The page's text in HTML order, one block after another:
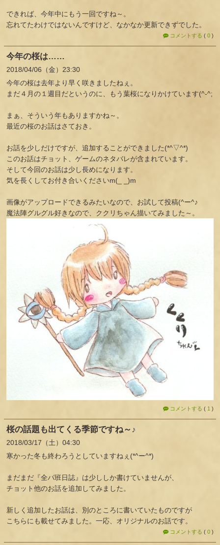
できれば、今年中にもう一回ですね～。
忘れてたわけではないんですけど、なかなか更新できずでした。
コメントする ( 0 )
今年の桜は……
2018 04 06 （金） 23:30
今年の桜は去年より早く咲きましたねぇ。
まだ４月の１週目だというのに、もう葉桜になりかけています(^-^;
まぁ、そういう年もありますかね～。
最近の桜のお話はさておき。
お話を少しだけですが、追加することができました(*^▽^*)
このお話はチョット、ゲームのネタバレが含まれています。
そして今回のお話は少し長めになります。
気を長くしてお付き合いくださいm(_ _)m
画像がアップロードできるみたいなので、お試して投稿(^ー^♪
魔法陣グルグル好きなので、ククリちゃん描いてみました～。
コメントする ( 1 )
桜の話題も出てくる季節ですね～♪
2018 03 17 （土） 04:30
寒かった冬も終わろうとしていますねぇ(*^ー^*)
まだまだ『全パ班日誌』は少ししか書けていませんが、
チョット他のお話を追加してみました。
新しく追加したお話は、別のところに書いていたものですが
こちらにも載せてみました。一応、オリジナルのお話です。
コメントする ( 0 )